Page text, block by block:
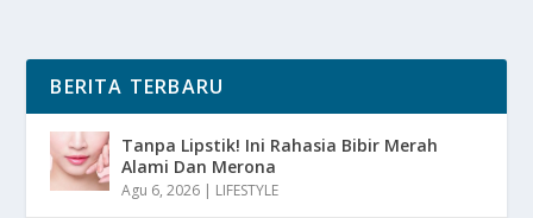
BERITA TERBARU
Tanpa Lipstik! Ini Rahasia Bibir Merah
Alami Dan Merona
Agu 6, 2026 | LIFESTYLE